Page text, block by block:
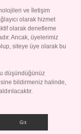
ve İletişim
olarak hizmet
olarak denetleme
Ancak, üyelerimiz
siteye üye olarak bu
düşündüğünüz
bildirmeniz halinde,